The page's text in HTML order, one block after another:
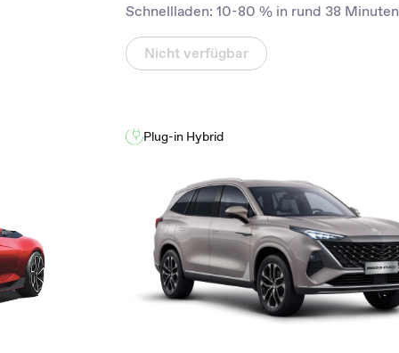
Schnellladen: 10-80 % in rund 38 Minuten
Nicht verfügbar
Plug-in Hybrid